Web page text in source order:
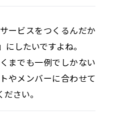
ービスをつくるんだか
したいですよね。
までも一例でしかない
やメンバーに合わせて
さい。